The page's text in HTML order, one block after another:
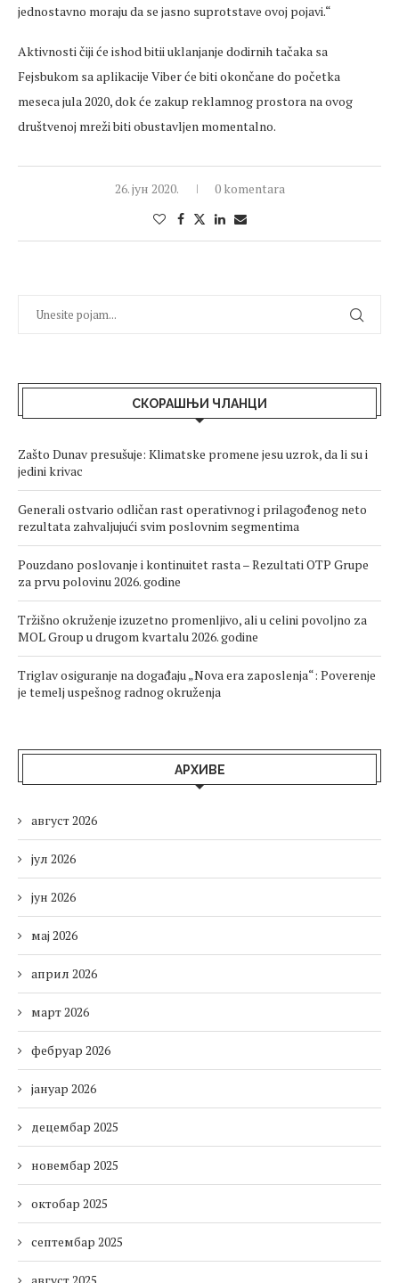
jednostavno moraju da se jasno suprotstave ovoj pojavi.“
Aktivnosti čiji će ishod bitii uklanjanje dodirnih tačaka sa
Fejsbukom sa aplikacije Viber će biti okončane do početka
meseca jula 2020, dok će zakup reklamnog prostora na ovog
društvenoj mreži biti obustavljen momentalno.
26. јун 2020. 0 komentara
СКОРАШЊИ ЧЛАНЦИ
Zašto Dunav presušuje: Klimatske promene jesu uzrok, da li su i
jedini krivac
Generali ostvario odličan rast operativnog i prilagođenog neto
rezultata zahvaljujući svim poslovnim segmentima
Pouzdano poslovanje i kontinuitet rasta – Rezultati OTP Grupe
za prvu polovinu 2026. godine
Tržišno okruženje izuzetno promenljivo, ali u celini povoljno za
MOL Group u drugom kvartalu 2026. godine
Triglav osiguranje na događaju „Nova era zaposlenja“: Poverenje
je temelj uspešnog radnog okruženja
АРХИВЕ
август 2026
јул 2026
јун 2026
мај 2026
април 2026
март 2026
фебруар 2026
јануар 2026
децембар 2025
новембар 2025
октобар 2025
септембар 2025